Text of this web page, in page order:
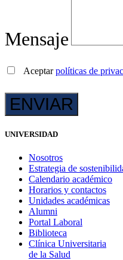
Mensaje
Aceptarpolíticas de
UNIVERSIDAD
Nosotros
Estrategia de
Calendario académico
Horarios y contactos
Unidades académicas
Alumni
Portal Laboral
Biblioteca
Clínica Universitaria
de la Salud